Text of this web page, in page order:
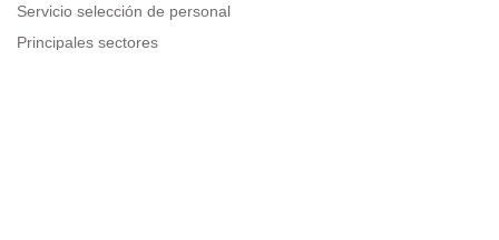
Servicio selección de personal
Principales sectores